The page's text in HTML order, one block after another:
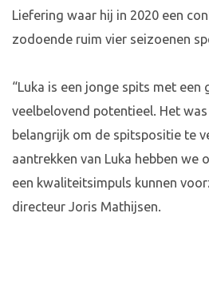
Liefering waar hij in 2020 een
zodoende ruim vier seizoenen
“Luka is een jonge spits met een
veelbelovend potentieel. Het
belangrijk om de spitspositie te
aantrekken van Luka hebben we
een kwaliteitsimpuls kunnen
directeur Joris Mathijsen.